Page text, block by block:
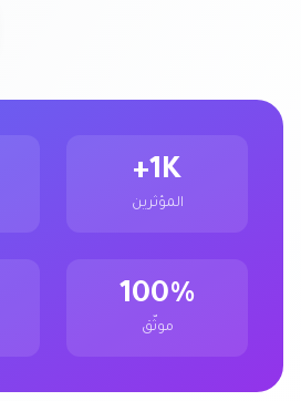
1K+
المؤثرين
100%
موثّق